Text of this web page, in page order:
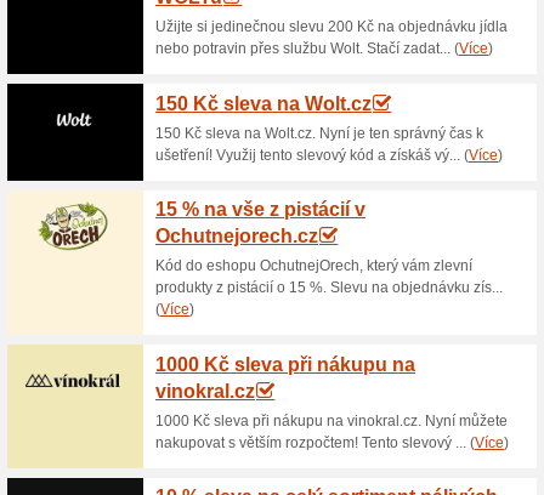
Aktuální slevy a
Doprava zdarma
100% fungovalo Akce
Nakupte v eshopu
zdarma. V eshopu
doplňků a příslušenství. To